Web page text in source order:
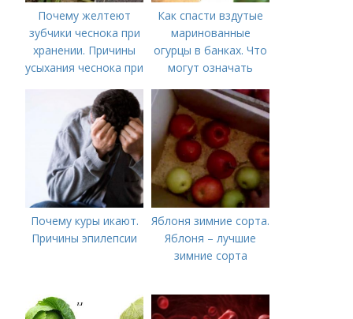
Почему желтеют
зубчики чеснока при
хранении. Причины
усыхания чеснока при
Как спасти вздутые
маринованные
огурцы в банках. Что
могут означать
вздувшиеся банки?
Почему куры икают.
Причины эпилепсии
Яблоня зимние сорта.
Яблоня – лучшие
зимние сорта